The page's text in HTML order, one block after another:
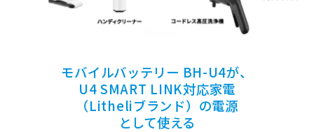
モバイルバッテリー BH-U4が、
U4 SMART LINK対応家電
（Litheliブランド）の電源
として使える